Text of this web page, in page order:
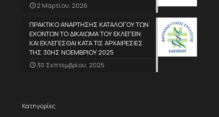
2 Μαρτίου, 2026
ΠΡΑΚΤΙΚΟ ΑΝΑΡΤΗΣΗΣ ΚΑΤΑΛΟΓΟΥ ΤΩΝ
ΕΧΟΝΤΩΝ ΤΟ ΔΙΚΑΙΩΜΑ ΤΟΥ ΕΚΛΕΓΕΙΝ
ΚΑΙ ΕΚΛΕΓΕΣΘΑΙ ΚΑΤΑ ΤΙΣ ΑΡΧΑΙΡΕΣΙΕΣ
ΤΗΣ 30ΗΣ ΝΟΕΜΒΡΙΟΥ 2025
30 Σεπτεμβρίου, 2025
Κατηγορίες